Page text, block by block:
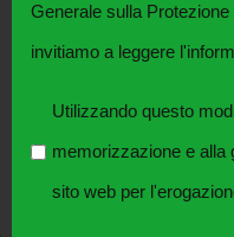
influire negativamente su
Generale sulla
invitiamo a leggere
Utilizzando questo
memorizzazione e alla
sito web per